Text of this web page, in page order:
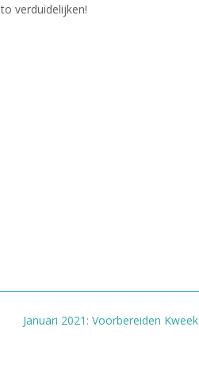
verduidelijken!
Januari 2021: Voorbereiden Kweek